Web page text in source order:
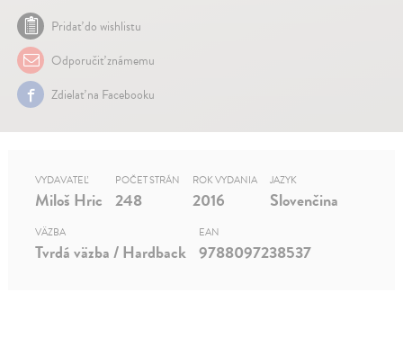
Pridať do wishlistu
Odporučiť známemu
Zdielať na Facebooku
VYDAVATEĽ
Miloš Hric
POČET STRÁN
248
ROK VYDANIA
2016
JAZYK
Slovenčina
VÄZBA
Tvrdá väzba / Hardback
EAN
9788097238537